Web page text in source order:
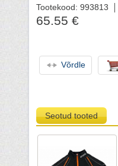
Tootekood: 993813
65.55 €
Võrdle
Seotud tooted